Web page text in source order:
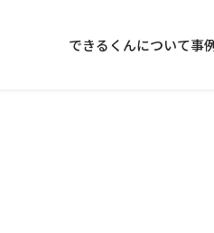
できるくんについて事